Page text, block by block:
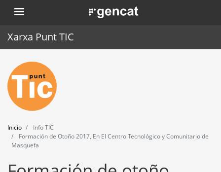
Pasar
al
. Obre en una nova finestra.
Xarxa Punt TIC
Inicio
Punt TIC
Actualidad
Agenda
Inicio
Info TIC
Formación de Otoño 2017, En El Centro Tecnológico y Comunitario de
Masquefa